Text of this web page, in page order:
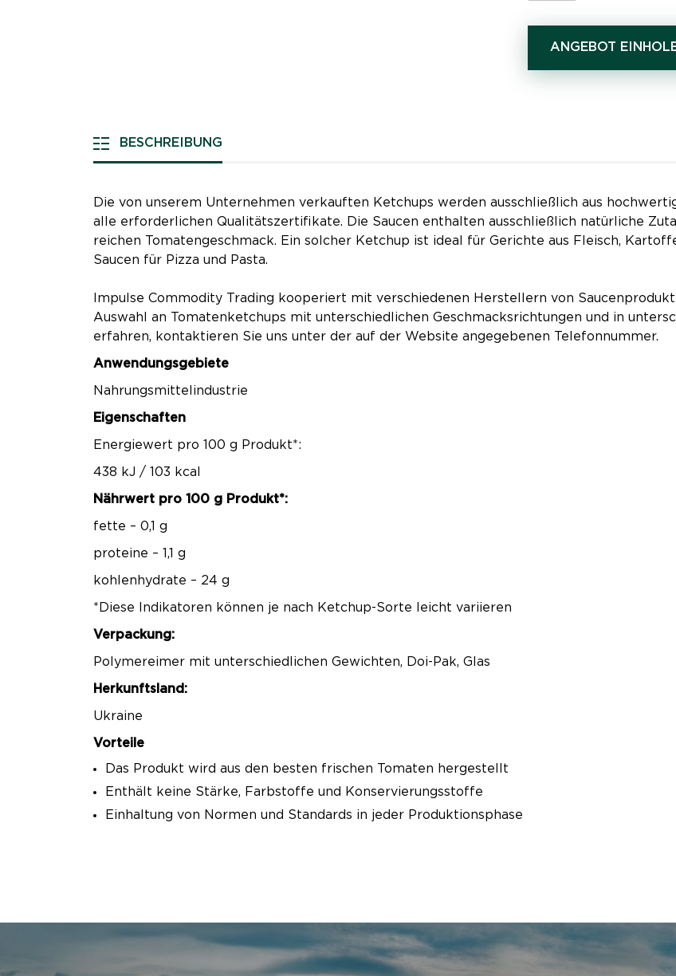
ANGEBOT
BESCHREIBUNG
Die von unserem Unternehmen verkauften Ketchups werden ausschließlich aus
alle erforderlichen Qualitätszertifikate. Die Saucen enthalten ausschließlich natürliche
reichen Tomatengeschmack. Ein solcher Ketchup ist ideal für Gerichte aus Fleisch,
Saucen für Pizza und Pasta.
Impulse Commodity Trading kooperiert mit verschiedenen Herstellern von
Auswahl an Tomatenketchups mit unterschiedlichen Geschmacksrichtungen und in
erfahren, kontaktieren Sie uns unter der auf der Website angegebenen Telefonnummer.
Anwendungsgebiete
Nahrungsmittelindustrie
Eigenschaften
Energiewert pro 100 g Produkt*:
438 kJ / 103 kcal
Nährwert pro 100 g Produkt*:
fette – 0,1 g
proteine ​​– 1,1 g
kohlenhydrate – 24 g
*Diese Indikatoren können je nach Ketchup-Sorte leicht variieren
Verpackung:
Polymereimer mit unterschiedlichen Gewichten, Doi-Pak, Glas
Herkunftsland:
Ukraine
Vorteile
Das Produkt wird aus den besten frischen Tomaten hergestellt
Enthält keine Stärke, Farbstoffe und Konservierungsstoffe
Einhaltung von Normen und Standards in jeder Produktionsphase